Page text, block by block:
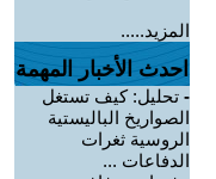
المزيد.....
احدث الأخبار المهمة
- تحليل: كيف تستغل
الصواريخ الباليستية
الروسية ثغرات
الدفاعات ...